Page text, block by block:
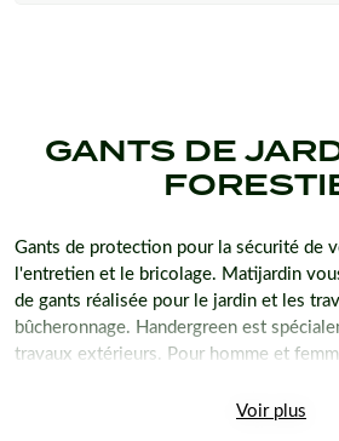
GANTS DE
Gants de protection pour la sécurité de
l'entretien et le bricolage. Matijardin
de gants réalisée pour le jardin et les
bûcheronnage. Handergreen est
travaux extérieurs. Pour homme et
D'une qualité et d'un fini remarquables,
Voir plus